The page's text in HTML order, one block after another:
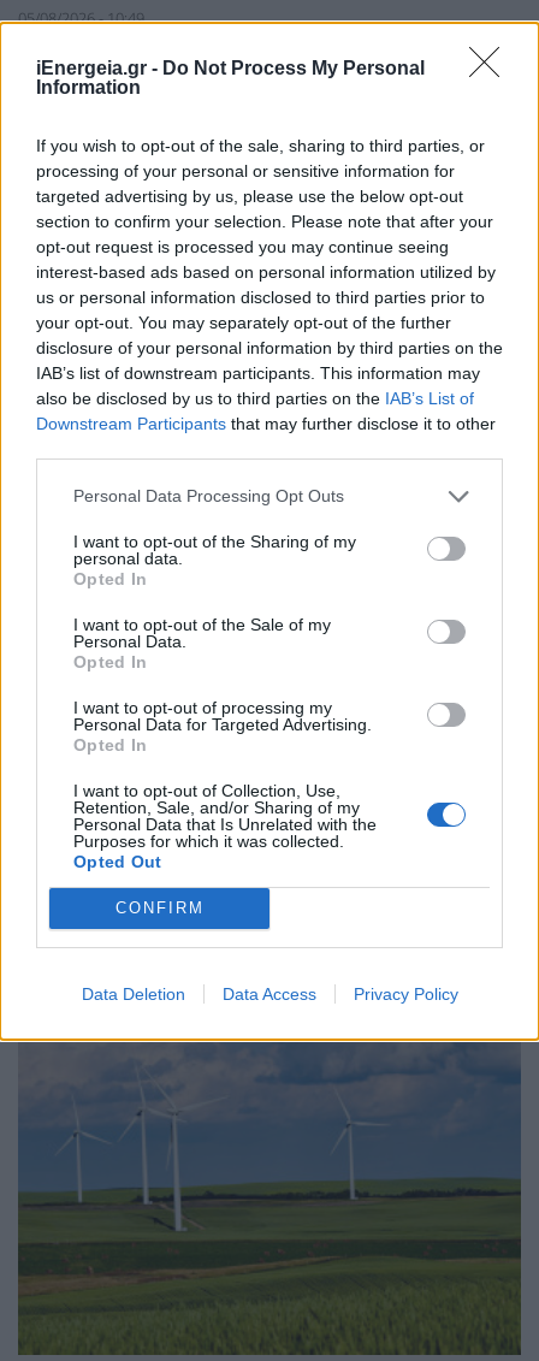
iEnergeia.gr - Do Not Process My Personal
Information
If you wish to opt-out of the sale, sharing to third parties, or
processing of your personal or sensitive information for
targeted advertising by us, please use the below opt-out
section to confirm your selection. Please note that after your
opt-out request is processed you may continue seeing
interest-based ads based on personal information utilized by
us or personal information disclosed to third parties prior to
your opt-out. You may separately opt-out of the further
disclosure of your personal information by third parties on the
IAB’s list of downstream participants. This information may
also be disclosed by us to third parties on the IAB’s List of
Downstream Participants that may further disclose it to other
Personal Data Processing Opt Outs
I want to opt-out of the Sharing of my
personal data.
Opted In
I want to opt-out of the Sale of my
Personal Data.
Opted In
I want to opt-out of processing my
Personal Data for Targeted Advertising.
Opted In
I want to opt-out of Collection, Use,
Retention, Sale, and/or Sharing of my
Personal Data that Is Unrelated with the
Purposes for which it was collected.
Opted Out
CONFIRM
Data Deletion Data Access Privacy Policy
05/08/2026 - 10:49
ΠΟΛΙΤΙΚΗ
ομόλογό του, κ. Eli Cohen
05/08/2026 - 08:08
ΧΡΗΣΤΙΚΑ
Νέες χρηματοδοτήσεις €500 εκατ. για
πράσινη και ψηφιακή μετάβαση από την
Πειραιώς μέσω συμφωνίας με την EBRD
03/08/2026 - 13:11